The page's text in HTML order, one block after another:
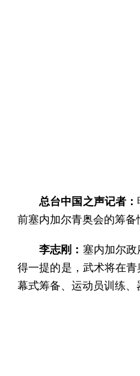
总台中国之声记者：
前塞内加尔青奥会的筹
李志刚： 塞内加尔
得一提的是，武术将在
幕式筹备、运动员训练